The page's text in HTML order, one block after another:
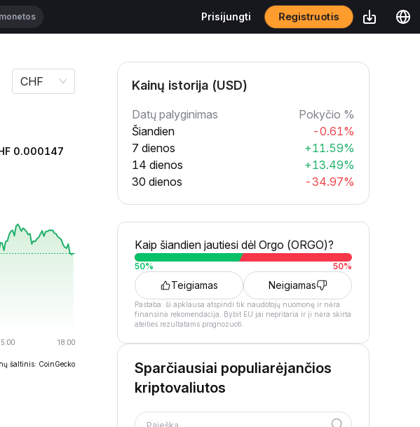
Prisijungti Registruotis
CHF
0.000147
šaltinis: CoinGecko
Kainų istorija (USD)
Datų palyginimas
Pokyčio %
Šiandien
-0.61%
7 dienos
+11.59%
14 dienos
+13.49%
30 dienos
-34.97%
Kaip šiandien jautiesi dėl Orgo (ORGO)?
50% 50%
Teigiamas Neigiamas
Pastaba: ši apklausa atspindi tik naudotojų nuomonę ir nėra
finansinė rekomendacija. Bybit EU jai nepritaria ir ji nėra skirta
ateities rezultatams prognozuoti.
Sparčiausiai populiarėjančios
kriptovaliutos